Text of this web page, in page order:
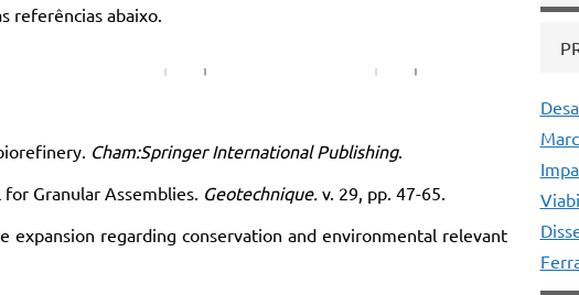
referências abaixo.
Cham:Springer International Publishing.
for Granular Assemblies. Geotechnique. v. 29, pp. 47-65.
expansion regarding conservation and environmental relevant